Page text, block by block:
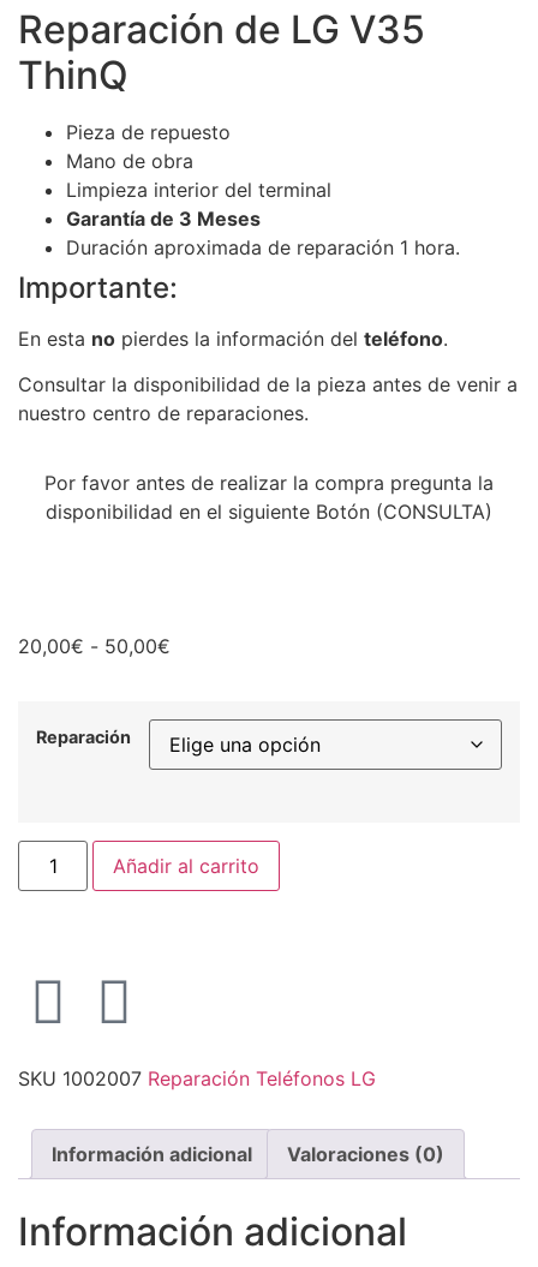
Reparación de LG V35
ThinQ
Pieza de repuesto
Mano de obra
Limpieza interior del terminal
Garantía de 3 Meses
Duración aproximada de reparación 1 hora.
Importante:
En esta no pierdes la información del teléfono.
Consultar la disponibilidad de la pieza antes de venir a
nuestro centro de reparaciones.
Por favor antes de realizar la compra pregunta la
disponibilidad en el siguiente Botón (CONSULTA)
20,00€ - 50,00€
Reparación
Añadir al carrito
SKU 1002007 Reparación Teléfonos LG
Información adicional Valoraciones (0)
Información adicional